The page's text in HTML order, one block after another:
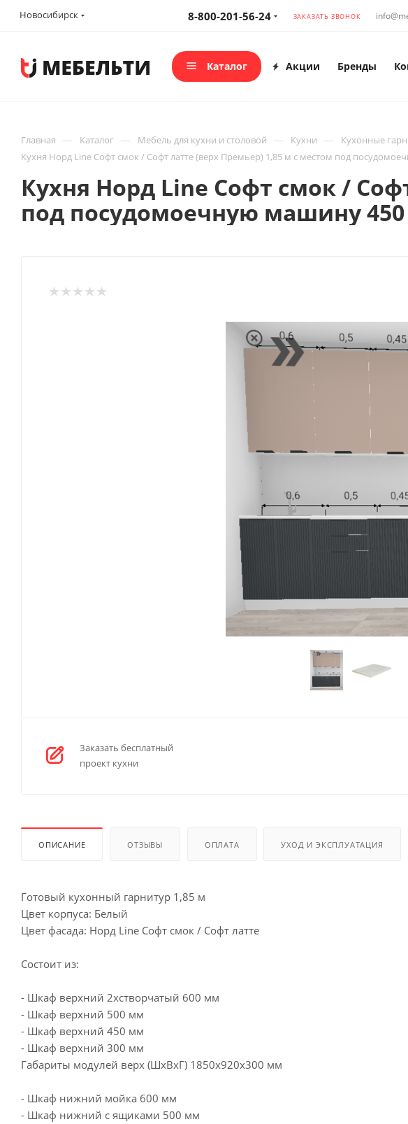
Новосибирск 8-800-201-56-24 ЗАКАЗАТЬ ЗВОНОК
Каталог Акции Бренды
Главная — Каталог — Мебель для кухни и столовой — Кухни — Кухонные
Кухня Норд Line Софт смок / Софт латте (верх Премьер) 1,85 м с местом под
Кухня Норд Line Софт смок /
под посудомоечную машину 450
Заказать бесплатный
проект кухни
ОПИСАНИЕ ОТЗЫВЫ ОПЛАТА УХОД И ЭКСПЛУАТАЦИЯ
Готовый кухонный гарнитур 1,85 м
Цвет корпуса: Белый
Цвет фасада: Норд Line Софт смок / Софт латте
Состоит из:
- Шкаф верхний 2хстворчатый 600 мм
- Шкаф верхний 500 мм
- Шкаф верхний 450 мм
- Шкаф верхний 300 мм
Габариты модулей верх (ШхВхГ) 1850х920х300 мм
- Шкаф нижний мойка 600 мм
- Шкаф нижний с ящиками 500 мм